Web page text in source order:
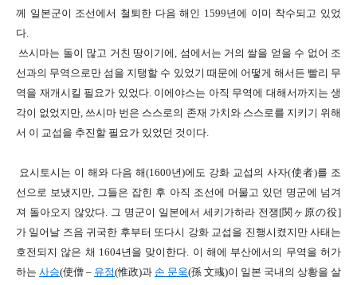
께 일본군이 조선에서 철퇴한 다음 해인 1599년에 이미 착수되고 있었
다.
쓰시마는 돌이 많고 거친 땅이기에, 섬에서는 거의 쌀을 얻을 수 없어 조
선과의 무역으로만 섬을 지탱할 수 있었기 때문에 어떻게 해서든 빨리 무
역을 재개시킬 필요가 있었다. 이에야스는 아직 무역에 대해서까지는 생
각이 없었지만, 쓰시마 번 은 스스로의 존재 가치와 스스로를 지키기 위해
서 이 교섭을 추진할 필요가 있었던 것이다.
요시토시는 이 해와 다음 해(1600년)에도 강화 교섭의 사자(使者)를 조
선으로 보냈지만, 그들은 잡힌 후 아직 조선에 머물고 있던 명군에 넘겨
져 돌아오지 않았다. 그 명군이 일본에서 세키가하라전쟁[関 ヶ原の役]
가 일어날 즈음 귀국한 후부터 또다시 강화 교섭을 진행시켰지만 사태는
호전되지 않은 채 1604년을 맞이한다. 이 해에 부산에서의 무역을 허가
하는 사승(使僧 – 유정(惟政)과 손 문욱(孫 文彧)이 일본 국내의 상황을 살